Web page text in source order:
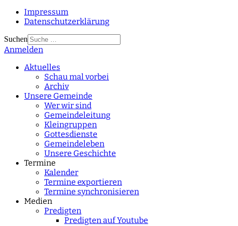
Impressum
Datenschutzerklärung
Suchen
Type 2 or more
Anmelden
Aktuelles
Schau mal vorbei
Archiv
Unsere Gemeinde
Wer wir sind
Gemeindeleitung
Kleingruppen
Gottesdienste
Gemeindeleben
Unsere Geschichte
Termine
Kalender
Termine exportieren
Termine synchronisieren
Medien
Predigten
Predigten auf Youtube